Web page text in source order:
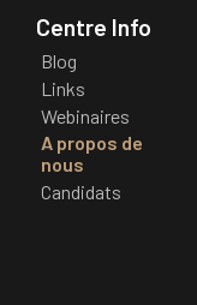
Centre Info
Blog
Links
Webinaires
A propos de
nous
Candidats